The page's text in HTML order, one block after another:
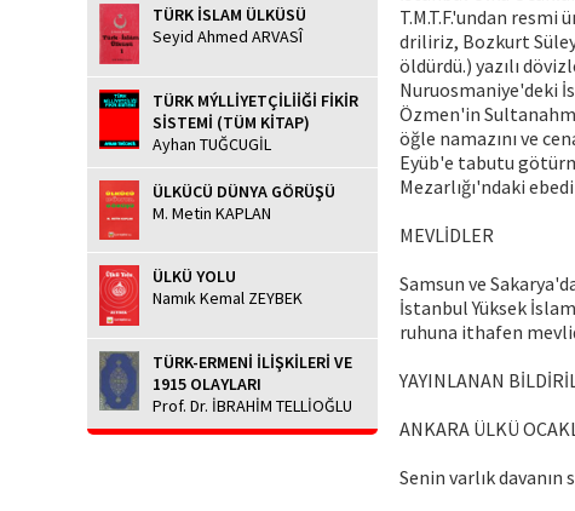
TÜRK İSLAM ÜLKÜSÜ
Seyid Ahmed ARVASÎ
TÜRK MÝLLİYETÇİLİİĞİ FİKİR
SİSTEMİ (TÜM KİTAP)
Ayhan TUĞCUGİL
ÜLKÜCÜ DÜNYA GÖRÜŞÜ
M. Metin KAPLAN
ÜLKÜ YOLU
Namık Kemal ZEYBEK
TÜRK-ERMENİ İLİŞKİLERİ VE
1915 OLAYLARI
Prof. Dr. İBRAHİM TELLİOĞLU
T.M.T.F.'undan
driliriz, Bozkurt
öldürdü.) yazılı
Nuruosmaniye'deki
Özmen'in
öğle namazını ve
Eyüb'e tabutu
Mezarlığı'ndaki
MEVLİDLER
Samsun ve
İstanbul Yüksek
ruhuna ithafen
YAYINLANAN
ANKARA ÜLKÜ
Senin varlık davanın